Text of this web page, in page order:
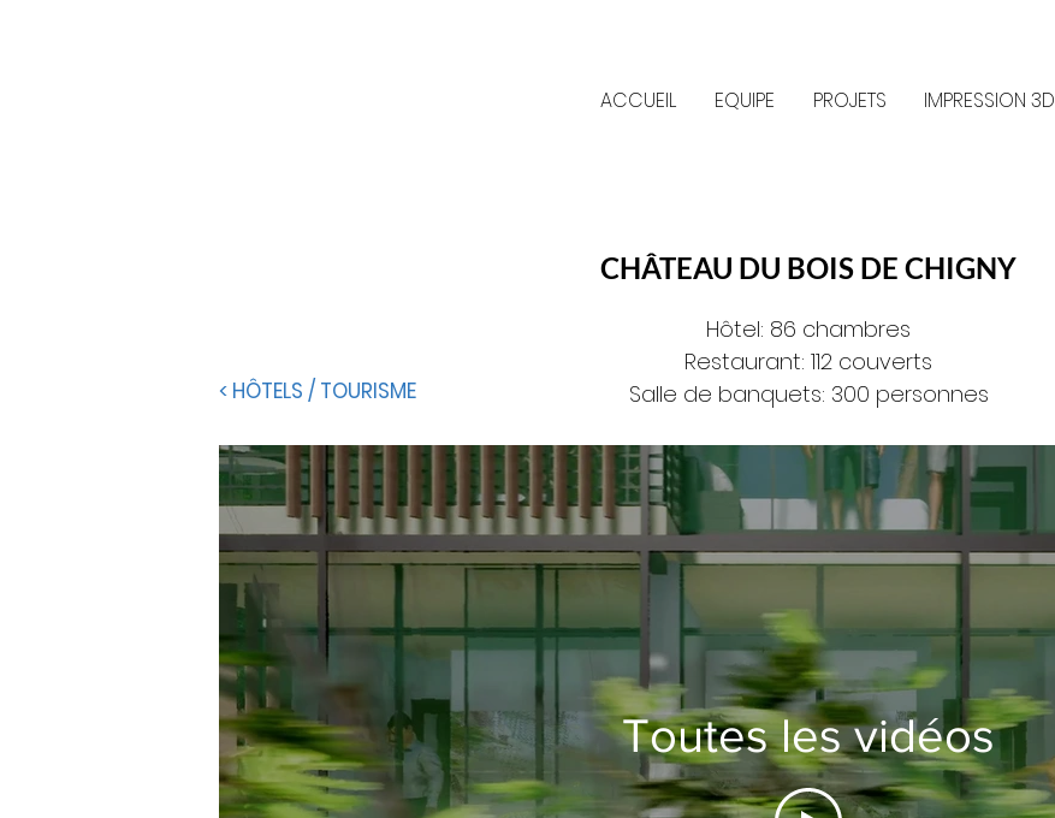
ACCUEIL EQUIPE PROJETS IMPRESSION 3D
CHÂTEAU DU BOIS DE CHIGNY
< HÔTELS / TOURISME
Hôtel: 86 chambres
Restaurant: 112 couverts
Salle de banquets: 300 personnes
Toutes les vidéos